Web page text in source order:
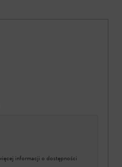
informacji o dostępności